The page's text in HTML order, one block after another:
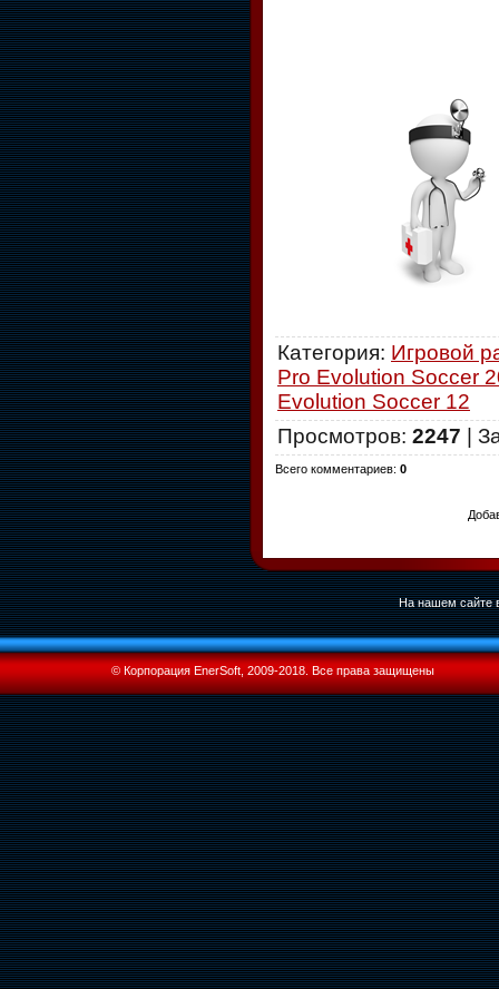
Категория: Игровой
Pro Evolution Soccer
Evolution Soccer 12
Просмотров: 2247 |
Всего комментариев: 0
На нашем сайте
© Корпорация EnerSoft, 2009-2018. Все права защищены